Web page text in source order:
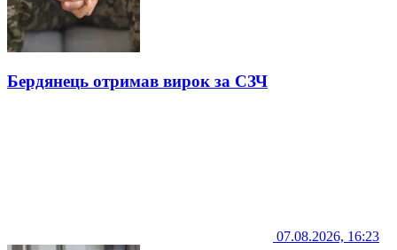
Бердянець отримав вирок за СЗЧ
07.08.2026, 16:23